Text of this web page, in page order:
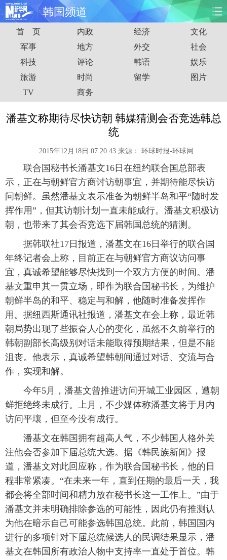
韩国频道
首页 时政 国际 财经
娱乐 体育 人事 教育
时尚 思客
港澳 台湾 华人 汽车
图片 视频 彩票 食品
旅游 健康 信息化 数据
金融 公益 军事 无人机
富媒体 摄影 新华广播
新华电视中文 新华电视英文 返回PC
首 页 内政 经济
文化
军事
地方 外交
社会
科技
评论 韩语
娱乐
旅游
时尚 留学
图片
TV
商务
潘基文称期待尽快访朝 韩媒猜测会否竞选韩总
统
2015年12月18日 07:20:43 来源： 环球时报-环球网
联合国秘书长潘基文16日在纽约联合国总部表
示，正在与朝鲜官方商讨访朝事宜，并期待能尽快访
问朝鲜。虽然潘基文表示准备为朝鲜半岛和平“随时发
挥作用”，但其访朝计划一直未能成行。潘基文积极访
朝，也带来了其会否竞选下届韩国总统的猜测。
据韩联社17日报道，潘基文在16日举行的联合国
年终记者会上称，目前正在与朝鲜官方商议访问事
宜，真诚希望能够尽快找到一个双方方便的时间。潘
基文重申其一贯立场，即作为联合国秘书长，为维护
朝鲜半岛的和平、稳定与和解，他随时准备发挥作
用。据纽西斯通讯社报道，潘基文在会上称，最近韩
朝局势出现了些振奋人心的变化，虽然不久前举行的
韩朝副部长高级别对话未能取得预期结果，但是不能
沮丧。他表示，真诚希望韩朝间通过对话、交流与合
作，实现和解。
今年5月，潘基文曾推进访问开城工业园区，遭朝
鲜拒绝终未成行。上月，不少媒体称潘基文将于月内
访问平壤，但至今没有成行。
潘基文在韩国拥有超高人气，不少韩国人格外关
注他会否参加下届总统大选。据《韩民族新闻》报
道，潘基文对此回应称，作为联合国秘书长，他的日
程非常紧凑。“在未来一年，直到任期的最后一天，我
都会将全部时间和精力放在秘书长这一工作上。”由于
潘基文并未明确排除参选的可能性，因此仍有推测认
为他在暗示自己可能参选韩国总统。此前，韩国国内
进行的多项针对下届总统候选人的民调结果显示，潘
基文在韩国所有政治人物中支持率一直处于首位。韩